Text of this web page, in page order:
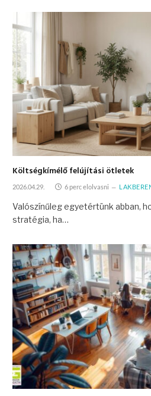
Költségkímélő felújítási ötletek
2026.04.29. 6 perc elolvasni
Valószínűleg egyetértünk abban,
stratégia, ha…